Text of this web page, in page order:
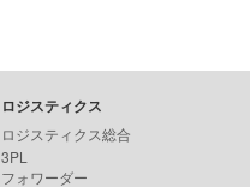
ロジスティクス
ロジスティクス総合
3PL
フォワーダー